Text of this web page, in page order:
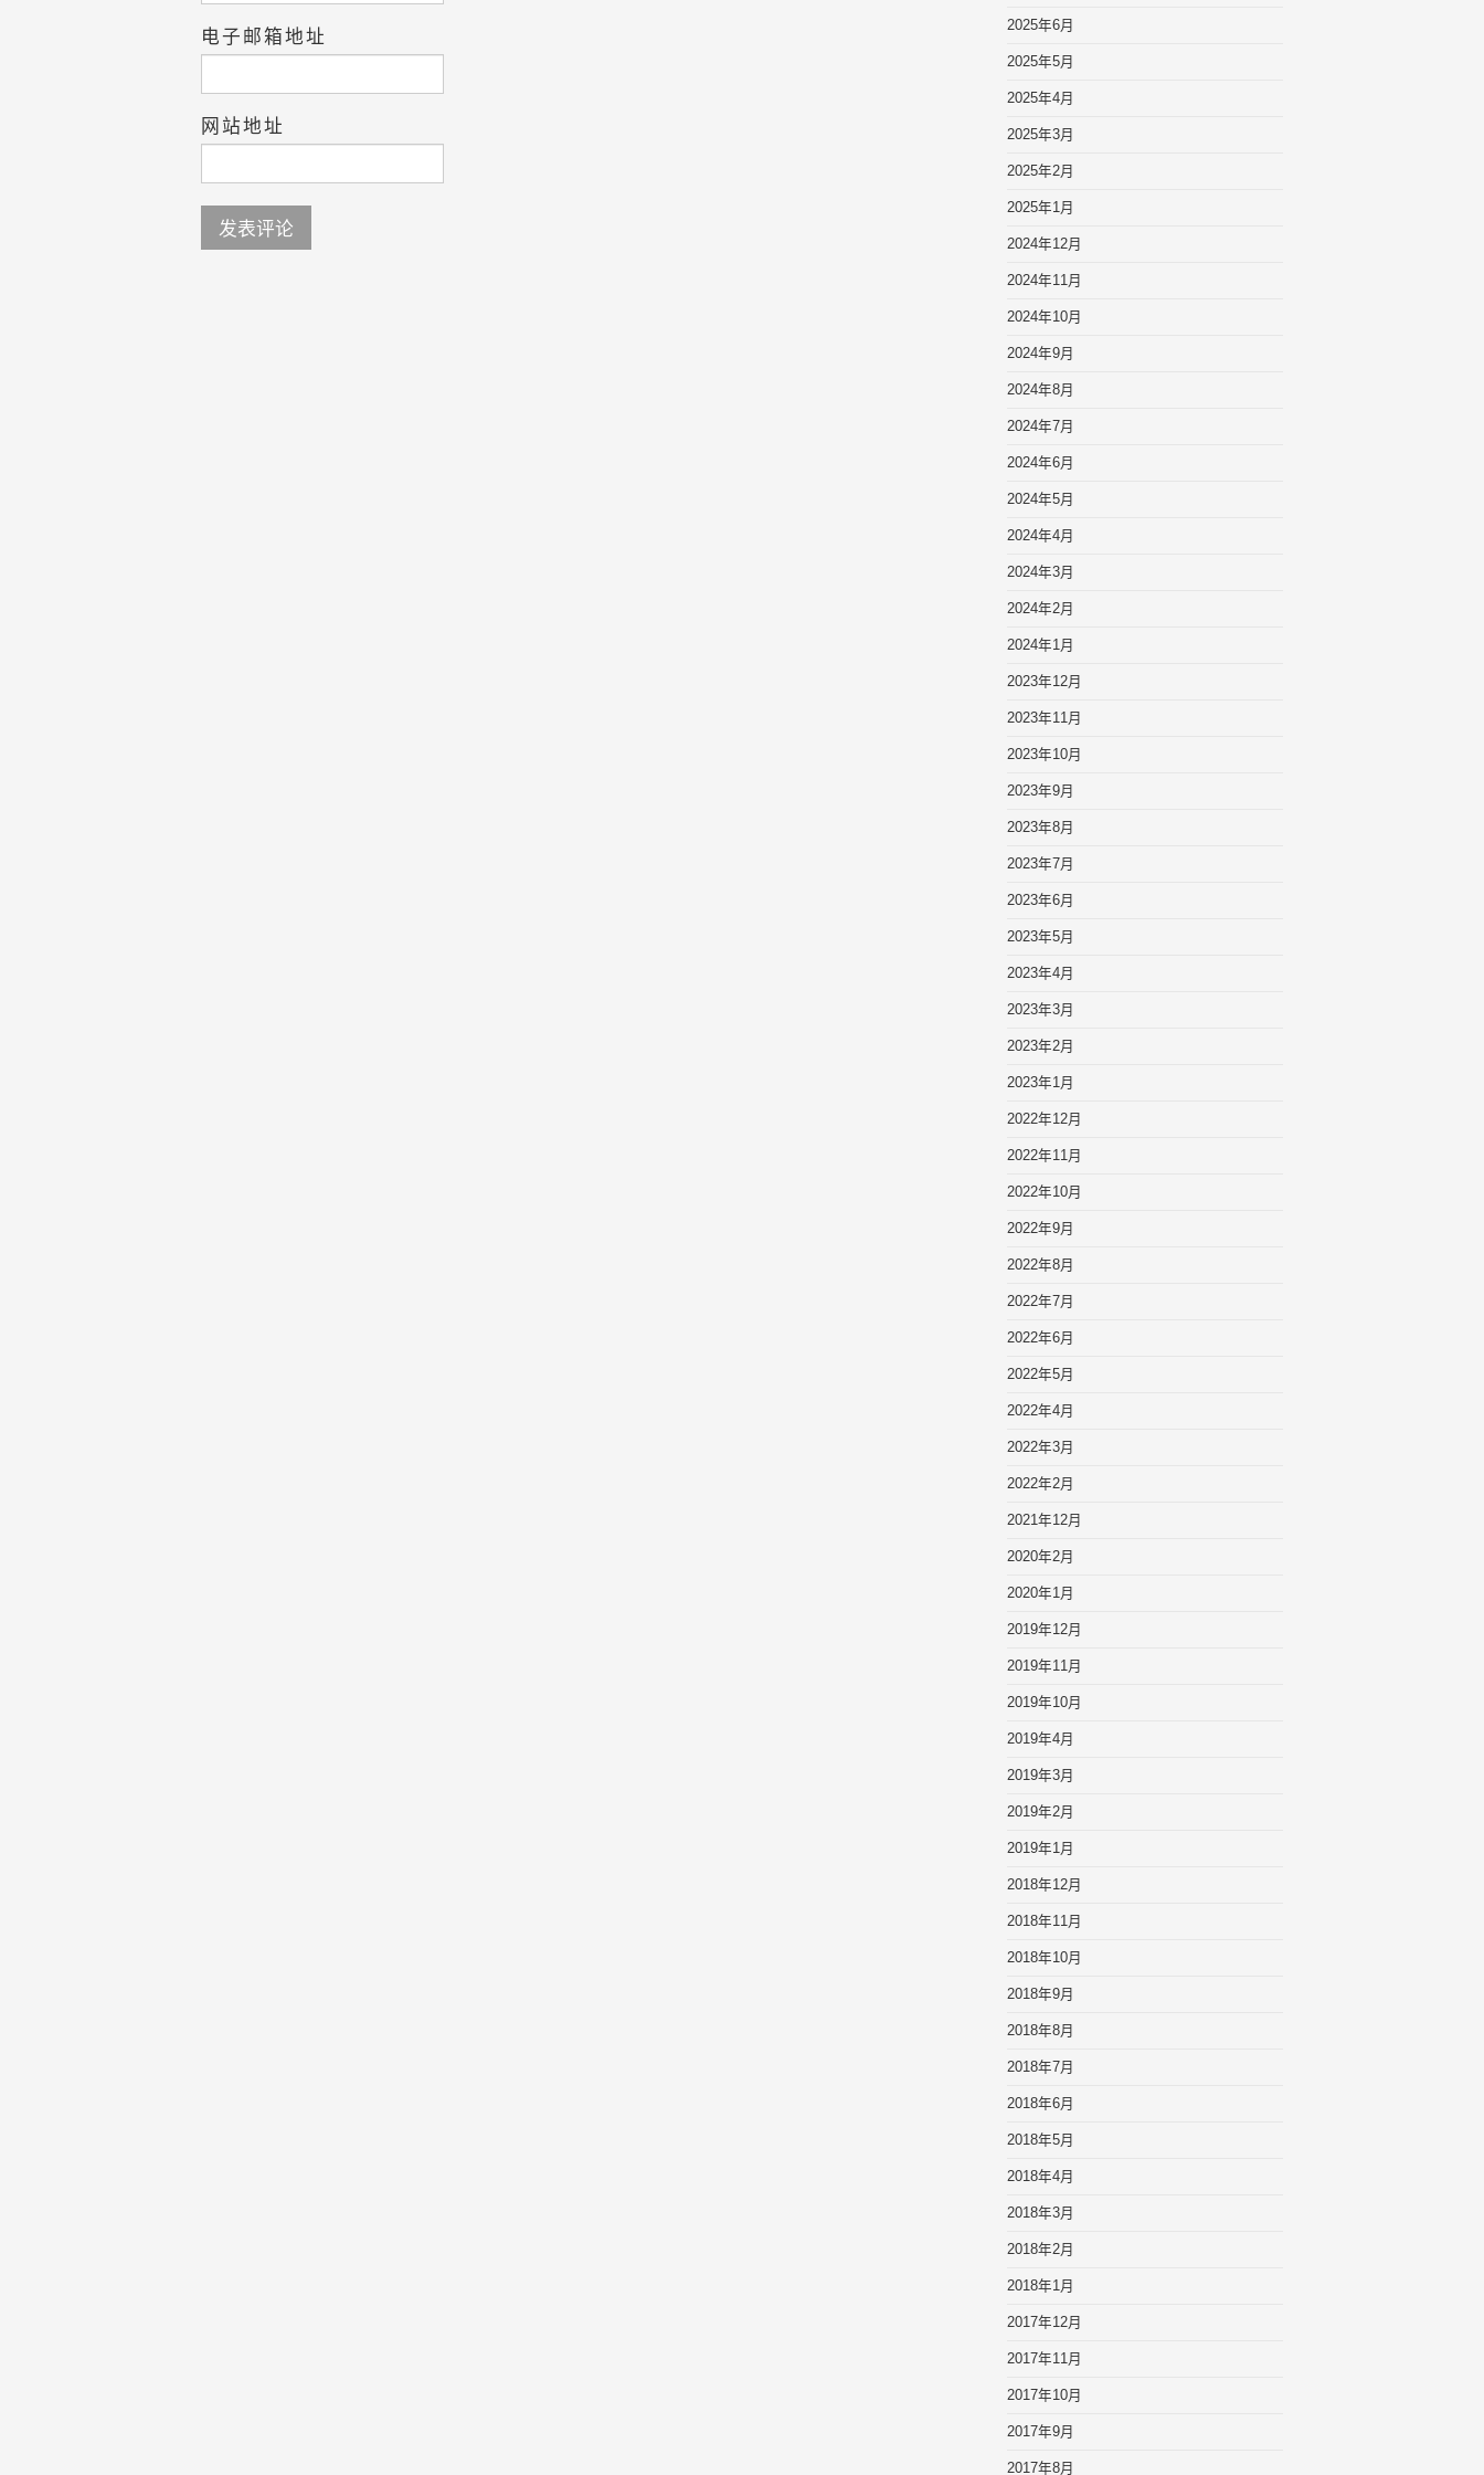
电子邮箱地址
网站地址
2025年6月
2025年5月
2025年4月
2025年3月
2025年2月
2025年1月
2024年12月
2024年11月
2024年10月
2024年9月
2024年8月
2024年7月
2024年6月
2024年5月
2024年4月
2024年3月
2024年2月
2024年1月
2023年12月
2023年11月
2023年10月
2023年9月
2023年8月
2023年7月
2023年6月
2023年5月
2023年4月
2023年3月
2023年2月
2023年1月
2022年12月
2022年11月
2022年10月
2022年9月
2022年8月
2022年7月
2022年6月
2022年5月
2022年4月
2022年3月
2022年2月
2021年12月
2020年2月
2020年1月
2019年12月
2019年11月
2019年10月
2019年4月
2019年3月
2019年2月
2019年1月
2018年12月
2018年11月
2018年10月
2018年9月
2018年8月
2018年7月
2018年6月
2018年5月
2018年4月
2018年3月
2018年2月
2018年1月
2017年12月
2017年11月
2017年10月
2017年9月
2017年8月